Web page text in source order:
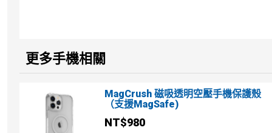
更多手機相關
MagCrush 磁吸透明空壓手機保護殼
（支援MagSafe)
NT$980